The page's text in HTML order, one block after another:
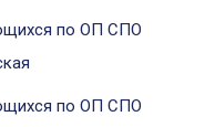
по ОП СПО
по ОП СПО